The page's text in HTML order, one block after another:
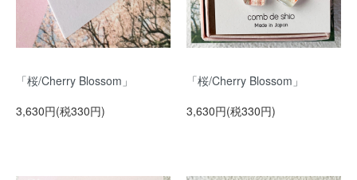
「桜/Cherry Blossom」
3,630円(税330円)
「桜/Cherry Blossom」
3,630円(税330円)